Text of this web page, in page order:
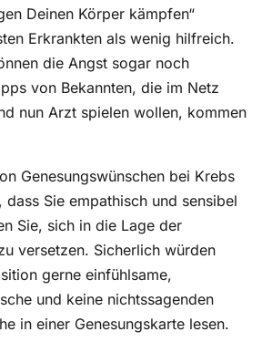
Deinen Körper kämpfen“
Erkrankten als wenig hilfreich.
die Angst sogar noch
von Bekannten, die im Netz
nun Arzt spielen wollen, kommen
Genesungswünschen bei Krebs
dass Sie empathisch und sensibel
Sie, sich in die Lage der
versetzen. Sicherlich würden
gerne einfühlsame,
und keine nichtssagenden
in einer Genesungskarte lesen.